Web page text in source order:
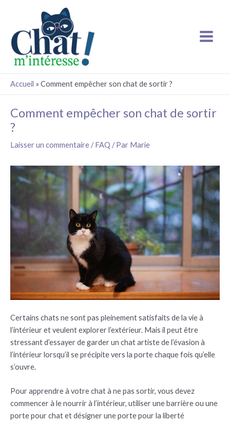
contenu
Menu
Accueil » Comment empêcher son chat de sortir ?
Comment empêcher son chat de sortir
?
Laisser un commentaire/ FAQ / Par Marie
Certains chats ne sont pas pleinement satisfaits de la vie à
l’intérieur et veulent explorer l’extérieur. Mais il peut être
stressant d’essayer de garder un chat artiste de l’évasion à
l’intérieur lorsqu’il se précipite vers la porte chaque fois qu’elle
s’ouvre.
Pour apprendre à votre chat à ne pas sortir, vous devez
commencer à le nourrir à l’intérieur, utiliser une barrière ou une
porte pour chat et désigner une porte pour la liberté
des
articles